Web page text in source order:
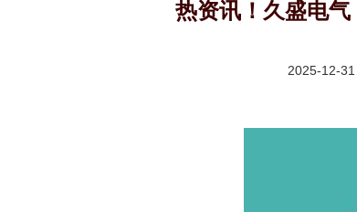
热资讯！久盛电
2025-12-